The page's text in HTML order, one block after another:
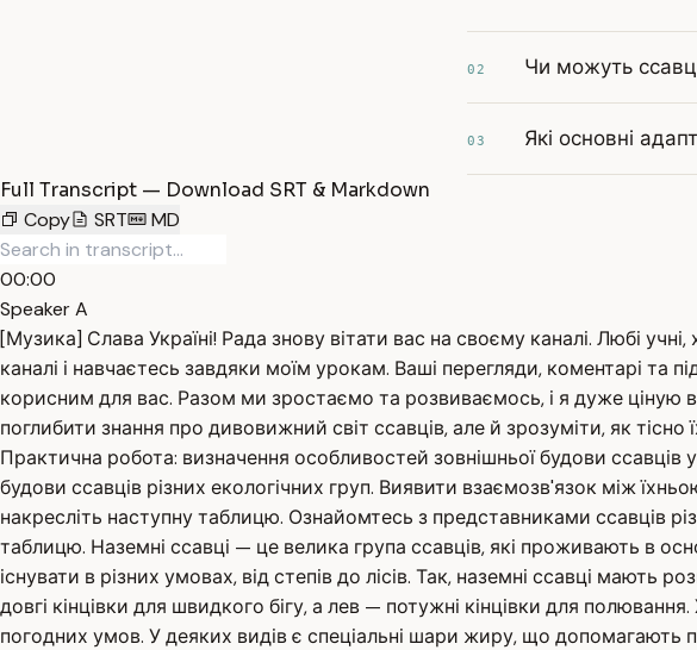
02 Чи можуть
03 Які основні
Full Transcript — Download SRT & Markdown
Copy
SRT MD
00:00
Speaker A
[Музика] Слава Україні! Рада знову вітати вас на своєму каналі. Любі
каналі і навчаєтесь завдяки моїм урокам. Ваші перегляди, коментарі
корисним для вас. Разом ми зростаємо та розвиваємось, і я дуже ціную
поглибити знання про дивовижний світ ссавців, але й зрозуміти, як
Практична робота: визначення особливостей зовнішньої будови ссавців
будови ссавців різних екологічних груп. Виявити взаємозв'язок між
накресліть наступну таблицю. Ознайомтесь з представниками ссавців
таблицю. Наземні ссавці — це велика група ссавців, які проживають в
існувати в різних умовах, від степів до лісів. Так, наземні ссавці мають
довгі кінцівки для швидкого бігу, а лев — потужні кінцівки для
погодних умов. У деяких видів є спеціальні шари жиру, що допомагають